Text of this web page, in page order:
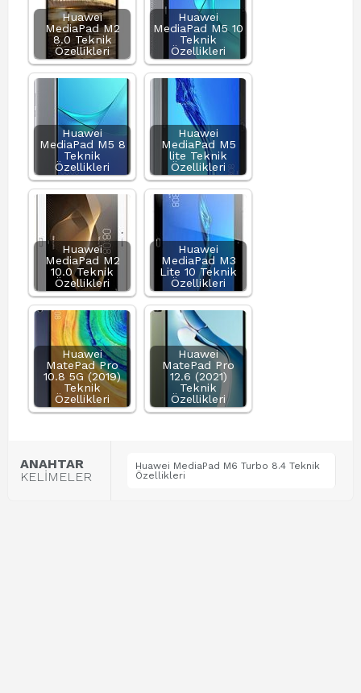
Huawei
MediaPad M2
8.0 Teknik
Özellikleri
Huawei
MediaPad M5 10
Teknik
Özellikleri
Huawei
MediaPad M5 8
Teknik
Özellikleri
Huawei
MediaPad M5
lite Teknik
Özellikleri
Huawei
MediaPad M2
10.0 Teknik
Özellikleri
Huawei
MediaPad M3
Lite 10 Teknik
Özellikleri
Huawei
MatePad Pro
10.8 5G (2019)
Teknik
Özellikleri
Huawei
MatePad Pro
12.6 (2021)
Teknik
Özellikleri
ANAHTAR
KELİMELER
Huawei MediaPad M6 Turbo 8.4 Teknik
Özellikleri